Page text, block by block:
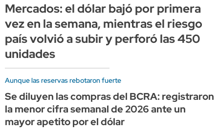
Mercados: el dólar bajó por primera
vez en la semana, mientras el riesgo
país volvió a subir y perforó las 450
unidades
Aunque las reservas rebotaron fuerte
Se diluyen las compras del BCRA: registraron
la menor cifra semanal de 2026 ante un
mayor apetito por el dólar